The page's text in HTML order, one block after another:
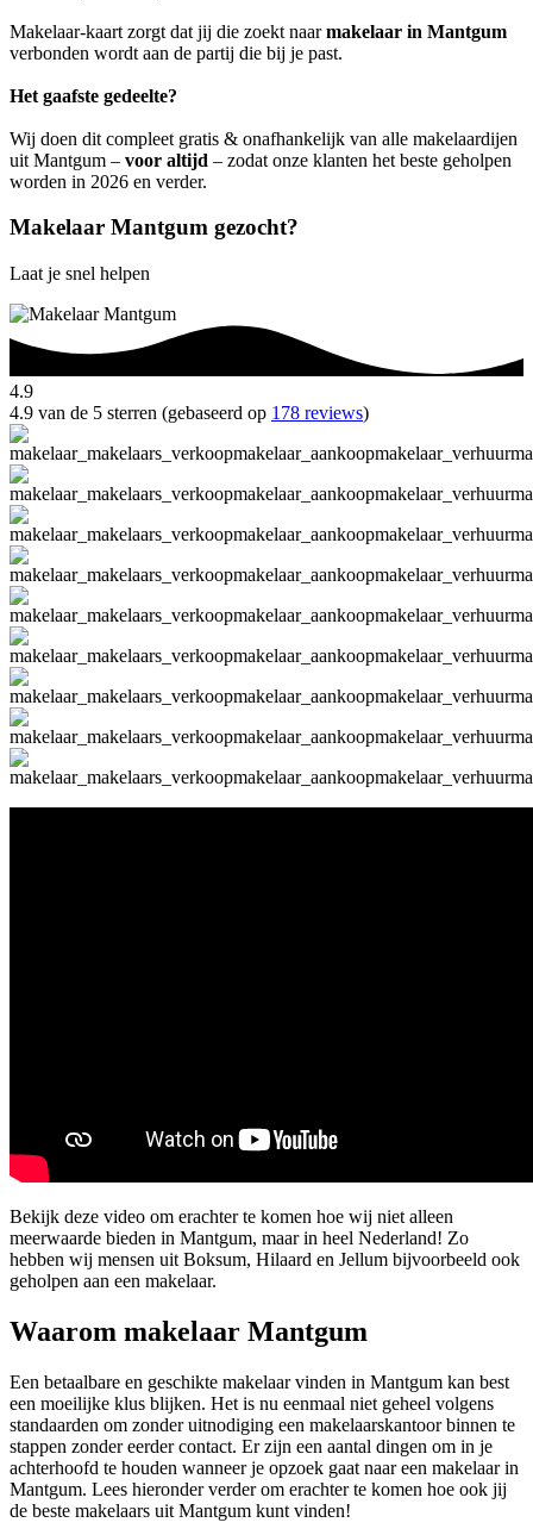
Makelaar-kaart zorgt dat jij die zoekt naarmakelaar in Mantgum
verbonden wordt aan de partij die bij je past.
Het gaafste gedeelte?
Wij doen dit compleet gratis & onafhankelijk van alle makelaardijen
uit Mantgum – voor altijd – zodat onze klanten het beste geholpen
worden in 2026 en verder.
Makelaar Mantgum gezocht?
Laat je snel helpen
4.9
4.9 van de 5 sterren (gebaseerd op 178 reviews)
Bekijk deze video om erachter te komen hoe wij niet alleen
meerwaarde bieden in Mantgum, maar in heel Nederland! Zo
hebben wij mensen uit Boksum, Hilaard en Jellum bijvoorbeeld ook
geholpen aan een makelaar.
Waarom makelaar Mantgum
Een betaalbare en geschikte makelaar vinden in Mantgum kan best
een moeilijke klus blijken. Het is nu eenmaal niet geheel volgens
standaarden om zonder uitnodiging een makelaarskantoor binnen te
stappen zonder eerder contact. Er zijn een aantal dingen om in je
achterhoofd te houden wanneer je opzoek gaat naar een makelaar in
Mantgum. Lees hieronder verder om erachter te komen hoe ook jij
de beste makelaars uit Mantgum kunt vinden!